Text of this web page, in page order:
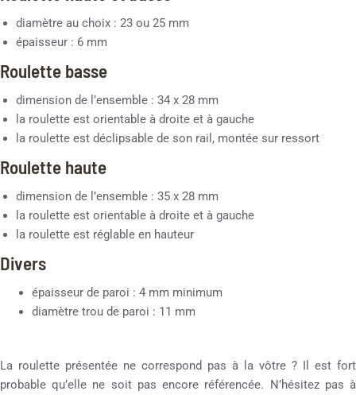
diamètre au choix : 23 ou 25 mm
épaisseur : 6 mm
Roulette basse
dimension de l’ensemble : 34 x 28 mm
la roulette est orientable à droite et à gauche
la roulette est déclipsable de son rail, montée sur ressort
Roulette haute
dimension de l’ensemble : 35 x 28 mm
la roulette est orientable à droite et à gauche
la roulette est réglable en hauteur
Divers
épaisseur de paroi : 4 mm minimum
diamètre trou de paroi : 11 mm
La roulette présentée ne correspond pas à la vôtre ? Il est fort
probable qu’elle ne soit pas encore référencée. N’hésitez pas à